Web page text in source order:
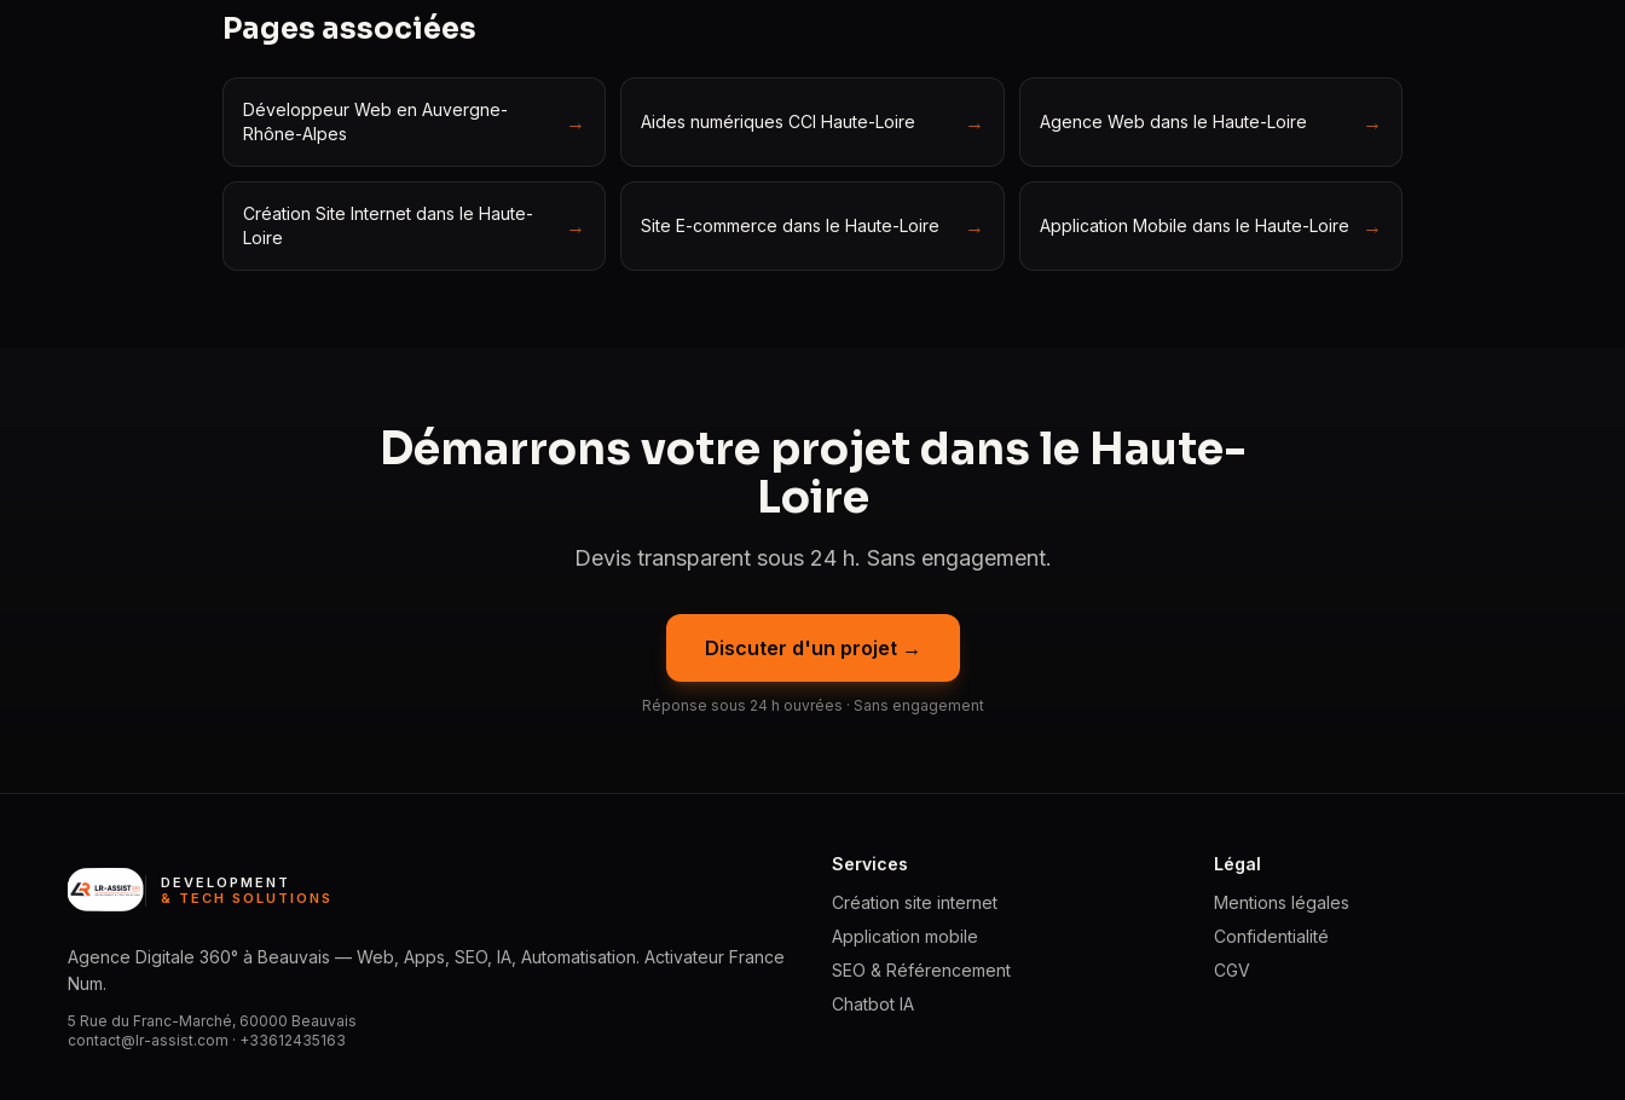
Pages associées
Développeur Web en Auvergne-
Rhône-Alpes
→ Aides numériques CCI Haute-Loire → Agence Web dans le Haute-Loire →
Création Site Internet dans le Haute-
Loire
→ Site E-commerce dans le Haute-Loire → Application Mobile dans le Haute-Loire →
Démarrons votre projet dans le Haute-
Loire
Devis transparent sous 24 h. Sans engagement.
Discuter d'un projet →
Réponse sous 24 h ouvrées · Sans engagement
DEVELOPMENT
& TECH SOLUTIONS
Agence Digitale 360° à Beauvais — Web, Apps, SEO, IA, Automatisation. Activateur France
Num.
5 Rue du Franc-Marché, 60000 Beauvais
contact@lr-assist.com · +33612435163
Services
Création site internet
Application mobile
SEO & Référencement
Chatbot IA
Légal
Mentions légales
Confidentialité
CGV